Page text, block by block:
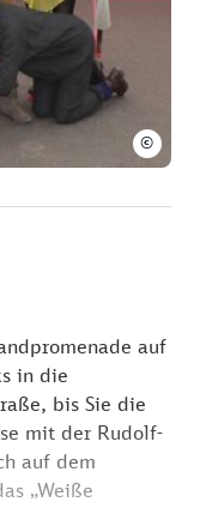
©
auf
in die
bis Sie die
mit der Rudolf-
auf dem
„Weiße